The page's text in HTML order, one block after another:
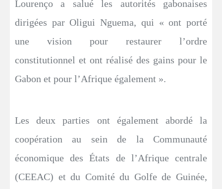
Lourenço a salué les autorités gabonaises
dirigées par Oligui Nguema, qui « ont porté
une vision pour restaurer l’ordre
constitutionnel et ont réalisé des gains pour le
Gabon et pour l’Afrique également ».
Les deux parties ont également abordé la
coopération au sein de la Communauté
économique des États de l’Afrique centrale
(CEEAC) et du Comité du Golfe de Guinée,